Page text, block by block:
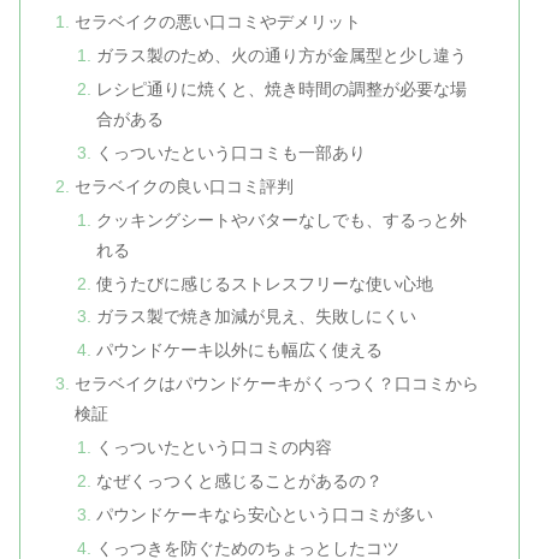
セラベイクの悪い口コミやデメリット
ガラス製のため、火の通り方が金属型と少し違う
レシピ通りに焼くと、焼き時間の調整が必要な場
合がある
くっついたという口コミも一部あり
セラベイクの良い口コミ評判
クッキングシートやバターなしでも、するっと外
れる
使うたびに感じるストレスフリーな使い心地
ガラス製で焼き加減が見え、失敗しにくい
パウンドケーキ以外にも幅広く使える
セラベイクはパウンドケーキがくっつく？口コミから
検証
くっついたという口コミの内容
なぜくっつくと感じることがあるの？
パウンドケーキなら安心という口コミが多い
くっつきを防ぐためのちょっとしたコツ